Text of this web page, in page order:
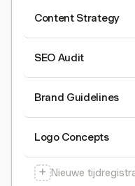
Content Strategy
SEO Audit
Brand Guidelines
Logo Concepts
+ Nieuwe